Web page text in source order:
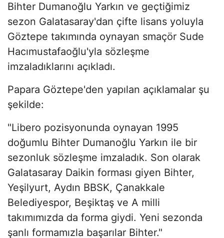
Bihter Dumanoğlu Yarkın ve geçtiğimiz
sezon Galatasaray'dan çifte lisans yoluyla
Göztepe takımında oynayan smaçör Sude
Hacımustafaoğlu'yla sözleşme
imzaladıklarını açıkladı.
Papara Göztepe'den yapılan açıklamalar şu
şekilde:
"Libero pozisyonunda oynayan 1995
doğumlu Bihter Dumanoğlu Yarkın ile bir
sezonluk sözleşme imzaladık. Son olarak
Galatasaray Daikin forması giyen Bihter,
Yeşilyurt, Aydın BBSK, Çanakkale
Belediyespor, Beşiktaş ve A milli
takımımızda da forma giydi. Yeni sezonda
şanlı formamızla başarılar Bihter."